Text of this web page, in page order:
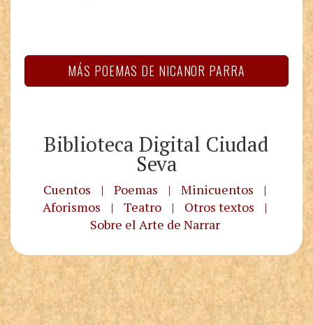
MÁS POEMAS DE NICANOR PARRA
Biblioteca Digital Ciudad
Seva
Cuentos | Poemas | Minicuentos
|
Aforismos
| Teatro | Otros textos
|
Sobre el Arte de Narrar